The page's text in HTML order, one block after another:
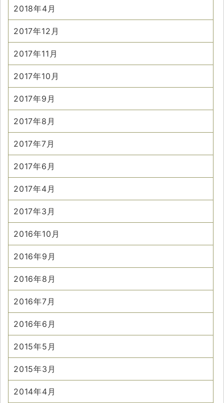
2018年4月
2017年12月
2017年11月
2017年10月
2017年9月
2017年8月
2017年7月
2017年6月
2017年4月
2017年3月
2016年10月
2016年9月
2016年8月
2016年7月
2016年6月
2015年5月
2015年3月
2014年4月